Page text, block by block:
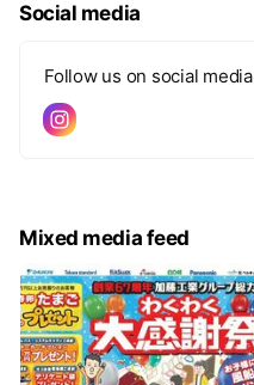
Social media
Follow us on social media
Mixed media feed